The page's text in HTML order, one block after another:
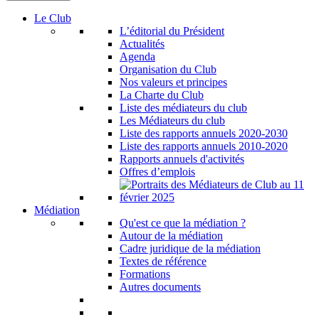
Le Club
L’éditorial du Président
Actualités
Agenda
Organisation du Club
Nos valeurs et principes
La Charte du Club
Liste des médiateurs du club
Les Médiateurs du club
Liste des rapports annuels 2020-2030
Liste des rapports annuels 2010-2020
Rapports annuels d'activités
Offres d’emplois
Médiation
Qu'est ce que la médiation ?
Autour de la médiation
Cadre juridique de la médiation
Textes de référence
Formations
Autres documents